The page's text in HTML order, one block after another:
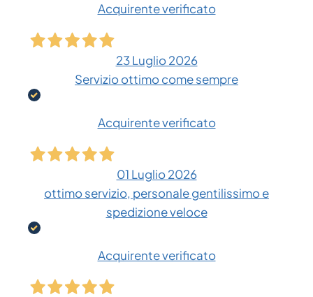
Acquirente verificato
23 Luglio 2026
Servizio ottimo come sempre
Acquirente verificato
01 Luglio 2026
ottimo servizio, personale gentilissimo e
spedizione veloce
Acquirente verificato